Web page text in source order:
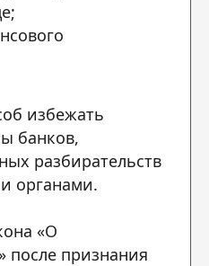
избежать
банков,
разбирательств
органами.
«О
после признания